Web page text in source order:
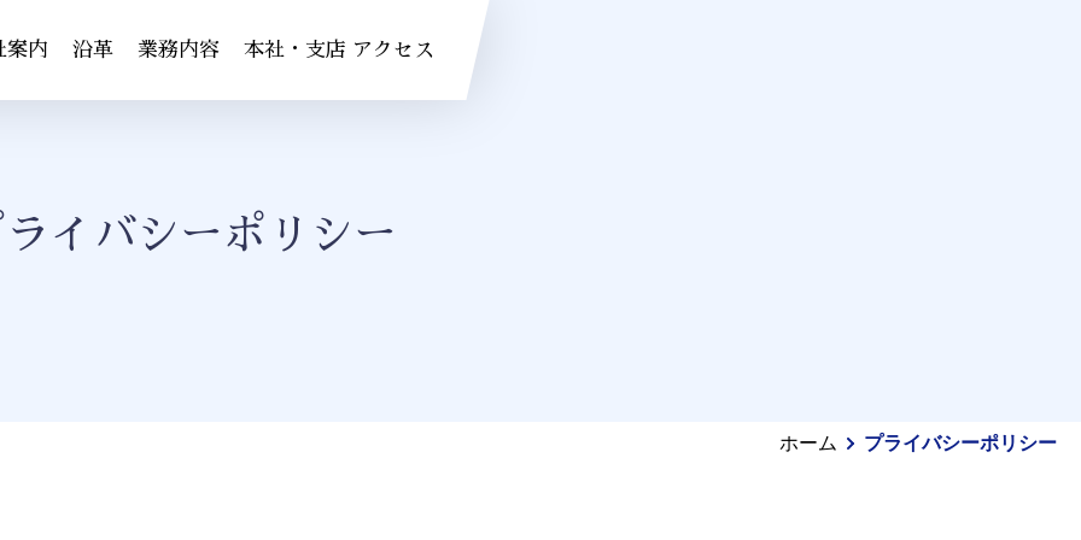
案内 沿革 業務内容 本社・支店 アクセス
イバシーポリシー
ホーム プライバシーポリシー